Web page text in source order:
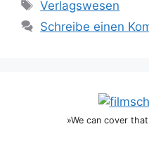
Verlagswesen
Schreibe einen
»We can cover